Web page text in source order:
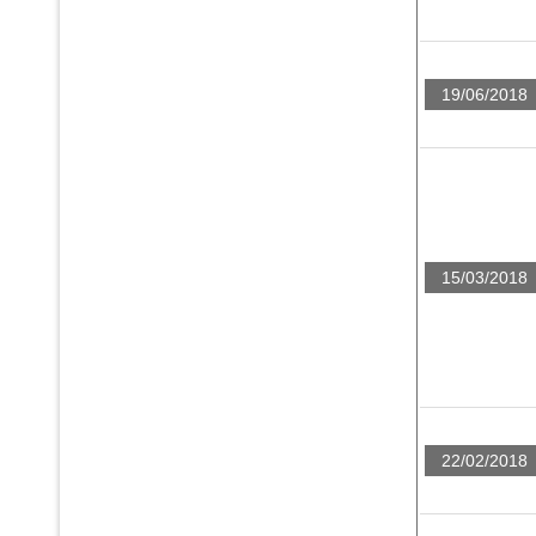
19/06/2018
15/03/2018
22/02/2018